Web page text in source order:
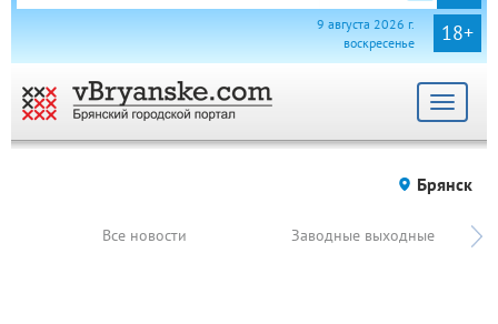
18+
9 августа 2026 г.
воскресенье
Toggle
Брянск
Все новости Заводные выходные